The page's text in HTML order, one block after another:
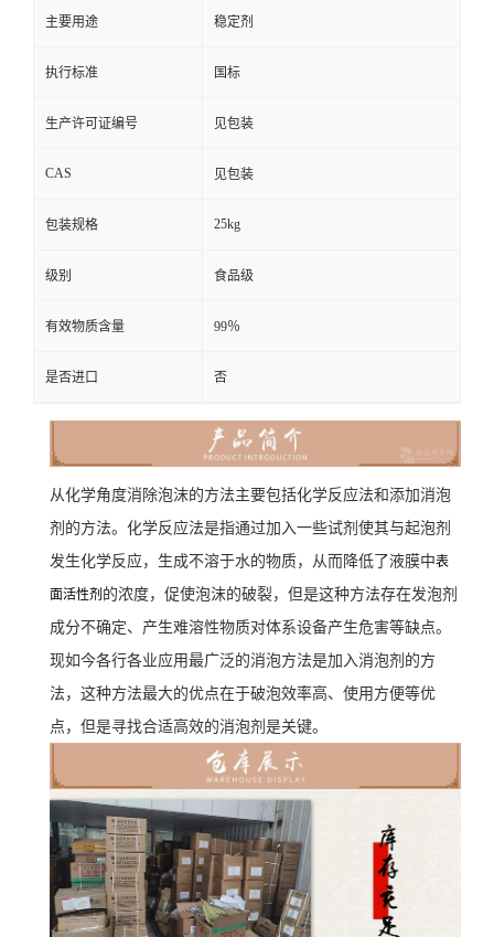
主要用途 稳定剂
执行标准 国标
生产许可证编号 见包装
CAS 见包装
包装规格 25kg
级别 食品级
有效物质含量 99％
是否进口 否
从化学角度消除泡沫的方法主要包括化学反应法和添加消泡
剂的方法。化学反应法是指通过加入一些试剂使其与起泡剂
发生化学反应，生成不溶于水的物质，从而降低了液膜中表
面活性剂 的浓度，促使泡沫的破裂，但是这种方法存在发泡剂
成分不确定、产生难溶性物质对体系设备产生危害等缺点。
现如今各行各业应用最广泛的消泡方法是加入消泡剂的方
法，这种方法最大的优点在于破泡效率高、使用方便等优
点，但是寻找合适高效的消泡剂是关键。